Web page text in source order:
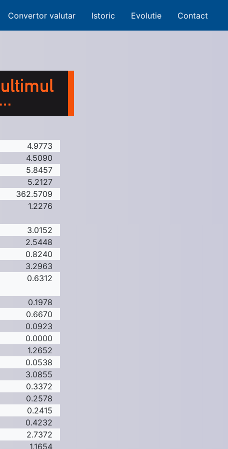
Convertor valutar Istoric Evolutie Contact
4.9773
4.5090
5.8457
5.2127
362.5709
1.2276
3.0152
2.5448
0.8240
3.2963
0.6312
0.1978
0.6670
0.0923
0.0000
1.2652
0.0538
3.0855
0.3372
0.2578
0.2415
0.4232
2.7372
1.1654